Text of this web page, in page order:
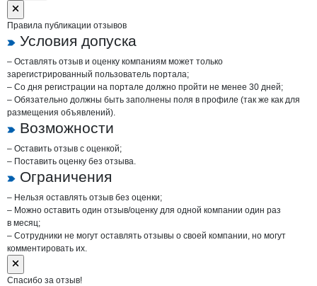
Правила публикации отзывов
Условия допуска
– Оставлять отзыв и оценку компаниям может только
зарегистрированный пользователь портала;
– Со дня регистрации на портале должно пройти не менее 30 дней;
– Обязательно должны быть заполнены поля в профиле (так же как для
размещения объявлений).
Возможности
– Оставить отзыв с оценкой;
– Поставить оценку без отзыва.
Ограничения
– Нельзя оставлять отзыв без оценки;
– Можно оставить один отзыв/оценку для одной компании один раз
в месяц;
– Сотрудники не могут оставлять отзывы о своей компании, но могут
комментировать их.
Спасибо за отзыв!